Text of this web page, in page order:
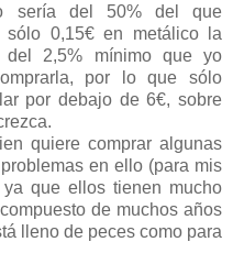
sería del 50% del que
0,15€ en metálico la
del 2,5% mínimo que yo
por lo que sólo
por debajo de 6€, sobre
quiere comprar algunas
en ello (para mis
que ellos tienen mucho
de muchos años
lleno de peces como para